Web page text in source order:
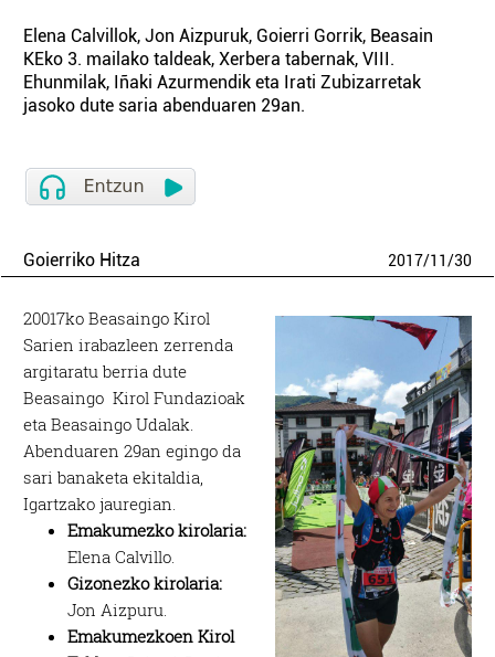
Elena Calvillok, Jon Aizpuruk, Goierri Gorrik, Beasain
KEko 3. mailako taldeak, Xerbera tabernak, VIII.
Ehunmilak, Iñaki Azurmendik eta Irati Zubizarretak
jasoko dute saria abenduaren 29an.
Goierriko Hitza 2017/11/30
20017ko Beasaingo Kirol
Sarien irabazleen zerrenda
argitaratu berria dute
Beasaingo Kirol Fundazioak
eta Beasaingo Udalak.
Abenduaren 29an egingo da
sari banaketa ekitaldia,
Igartzako jauregian.
Emakumezko kirolaria:
Elena Calvillo.
Gizonezko kirolaria:
Jon Aizpuru.
Emakumezkoen Kirol